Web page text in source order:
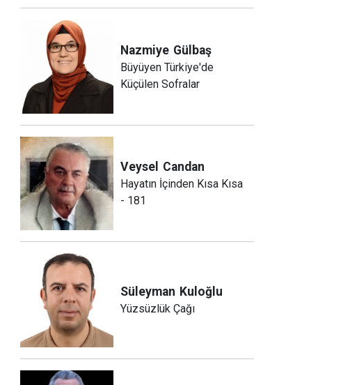
Nazmiye Gülbaş
Büyüyen Türkiye'de
Küçülen Sofralar
Veysel Candan
Hayatın İçinden Kısa Kısa
- 181
Süleyman Kuloğlu
Yüzsüzlük Çağı